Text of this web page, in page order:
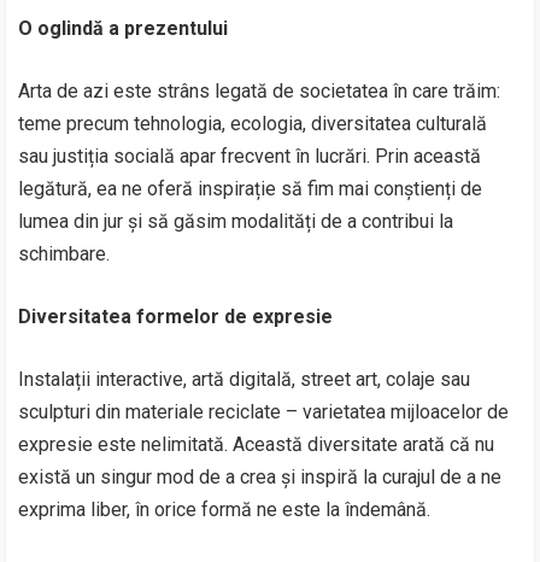
O oglindă a prezentului
Arta de azi este strâns legată de societatea în care trăim:
teme precum tehnologia, ecologia, diversitatea culturală
sau justiția socială apar frecvent în lucrări. Prin această
legătură, ea ne oferă inspirație să fim mai conștienți de
lumea din jur și să găsim modalități de a contribui la
schimbare.
Diversitatea formelor de expresie
Instalații interactive, artă digitală, street art, colaje sau
sculpturi din materiale reciclate – varietatea mijloacelor de
expresie este nelimitată. Această diversitate arată că nu
există un singur mod de a crea și inspiră la curajul de a ne
exprima liber, în orice formă ne este la îndemână.